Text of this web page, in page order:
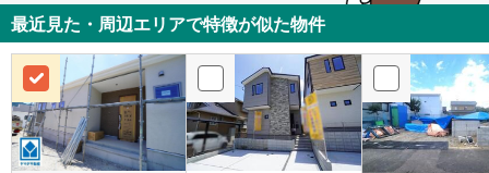
最近見た・周辺エリアで特徴が似た物件